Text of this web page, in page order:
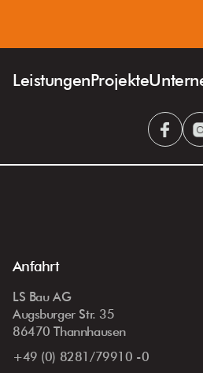
LeistungenProjekte
Anfahrt
LS Bau AG
Augsburger Str. 35
86470 Thannhausen
+49 (0) 8281/79910 -0